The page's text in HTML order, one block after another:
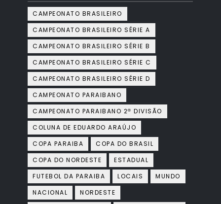
CAMPEONATO BRASILEIRO
CAMPEONATO BRASILEIRO SÉRIE A
CAMPEONATO BRASILEIRO SÉRIE B
CAMPEONATO BRASILEIRO SÉRIE C
CAMPEONATO BRASILEIRO SÉRIE D
CAMPEONATO PARAIBANO
CAMPEONATO PARAIBANO 2ª DIVISÃO
COLUNA DE EDUARDO ARAÚJO
COPA PARAIBA
COPA DO BRASIL
COPA DO NORDESTE
ESTADUAL
FUTEBOL DA PARAIBA
LOCAIS
MUNDO
NACIONAL
NORDESTE